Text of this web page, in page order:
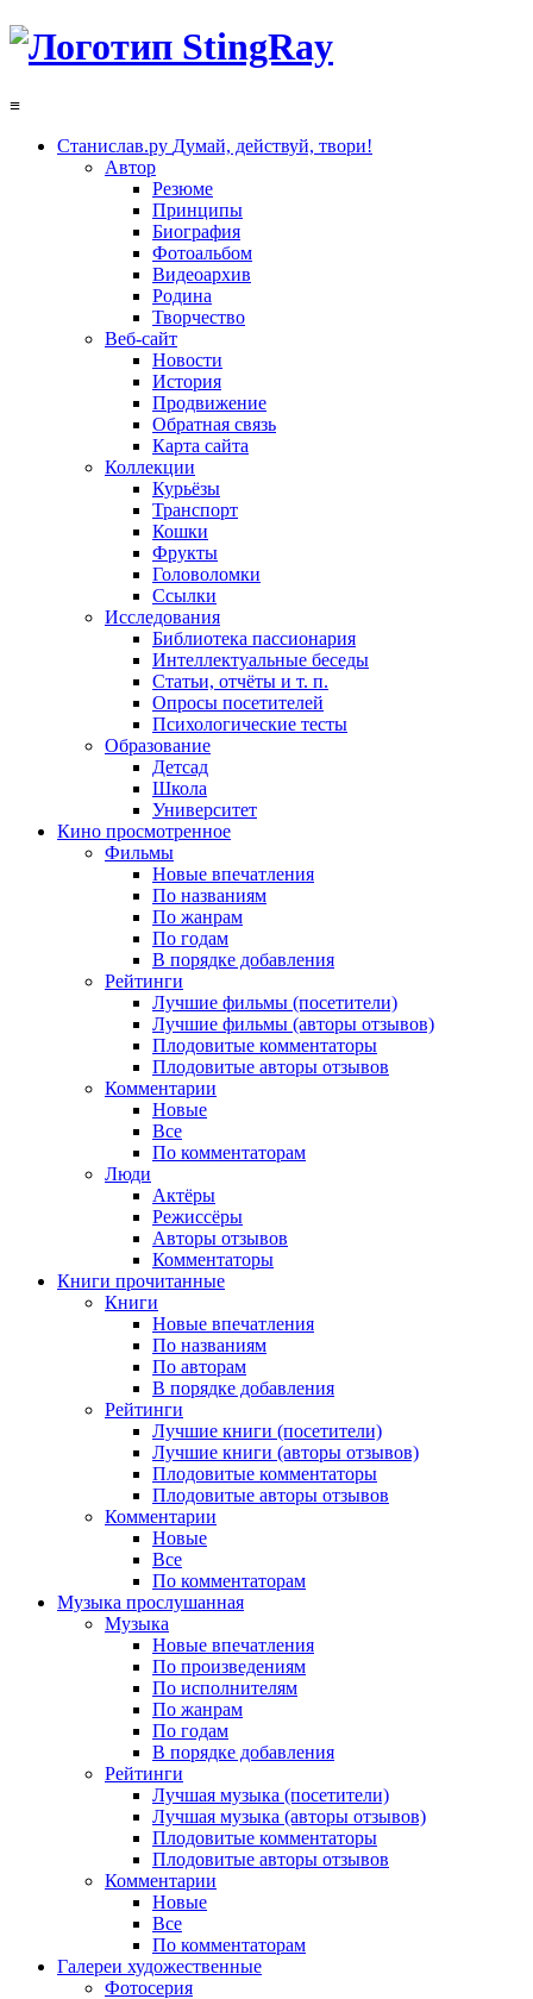
≡
Станислав.ру Думай, действуй, твори!
Автор
Резюме
Принципы
Биография
Фотоальбом
Видеоархив
Родина
Творчество
Веб-сайт
Новости
История
Продвижение
Обратная связь
Карта сайта
Коллекции
Курьёзы
Транспорт
Кошки
Фрукты
Головоломки
Ссылки
Исследования
Библиотека пассионария
Интеллектуальные беседы
Статьи, отчёты и т. п.
Опросы посетителей
Психологические тесты
Образование
Детсад
Школа
Университет
Кино просмотренное
Фильмы
Новые впечатления
По названиям
По жанрам
По годам
В порядке добавления
Рейтинги
Лучшие фильмы (посетители)
Лучшие фильмы (авторы отзывов)
Плодовитые комментаторы
Плодовитые авторы отзывов
Комментарии
Новые
Все
По комментаторам
Люди
Актёры
Режиссёры
Авторы отзывов
Комментаторы
Книги прочитанные
Книги
Новые впечатления
По названиям
По авторам
В порядке добавления
Рейтинги
Лучшие книги (посетители)
Лучшие книги (авторы отзывов)
Плодовитые комментаторы
Плодовитые авторы отзывов
Комментарии
Новые
Все
По комментаторам
Музыка прослушанная
Музыка
Новые впечатления
По произведениям
По исполнителям
По жанрам
По годам
В порядке добавления
Рейтинги
Лучшая музыка (посетители)
Лучшая музыка (авторы отзывов)
Плодовитые комментаторы
Плодовитые авторы отзывов
Комментарии
Новые
Все
По комментаторам
Галереи художественные
Фотосерия